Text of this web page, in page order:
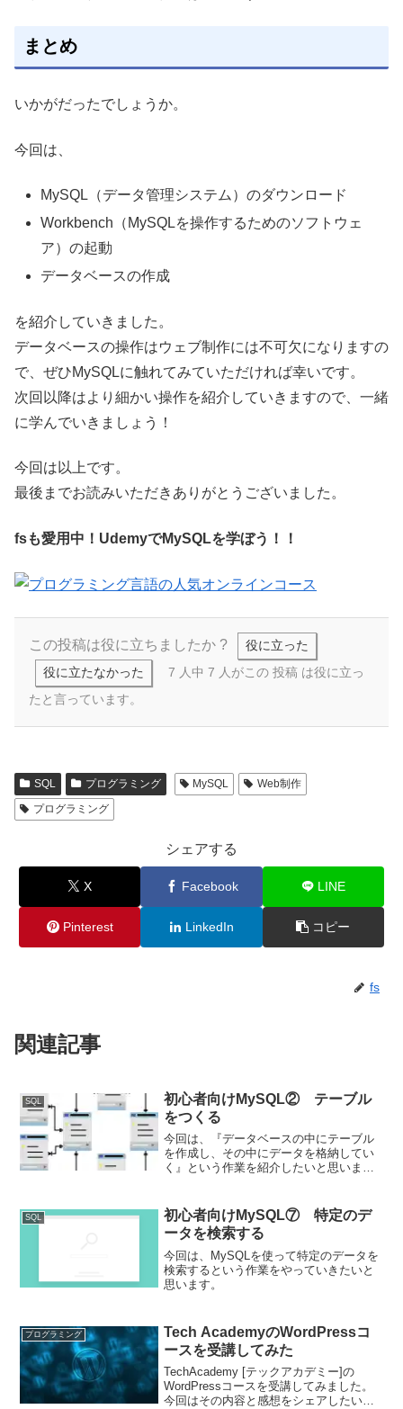
まとめ
いかがだったでしょうか。
今回は、
MySQL（データ管理システム）のダウンロード
Workbench（MySQLを操作するためのソフトウェ
ア）の起動
データベースの作成
を紹介していきました。
データベースの操作はウェブ制作には不可欠になりますの
で、ぜひMySQLに触れてみていただければ幸いです。
次回以降はより細かい操作を紹介していきますので、一緒
に学んでいきましょう！
今回は以上です。
最後までお読みいただきありがとうございました。
fsも愛用中！UdemyでMySQLを学ぼう！！
この投稿は役に立ちましたか ?
役に立った
役に立たなかった
7 人中 7 人がこの 投稿 は役に立っ
たと言っています。
SQL プログラミング MySQL
Web制作
プログラミング
シェアする
X Facebook LINE
Pinterest LinkedIn コピー
fs
関連記事
SQL
初心者向けMySQL② テーブル
をつくる
今回は、『データベースの中にテーブル
を作成し、その中にデータを格納してい
く』という作業を紹介したいと思いま
ければと思います。
SQL
初心者向けMySQL⑦ 特定のデ
ータを検索する
今回は、MySQLを使って特定のデータを
検索するという作業をやっていきたいと
思います。
プログラミング
Tech AcademyのWordPressコ
ースを受講してみた
TechAcademy [テックアカデミー]の
WordPressコースを受講してみました。
今回はその内容と感想をシェアしたいと